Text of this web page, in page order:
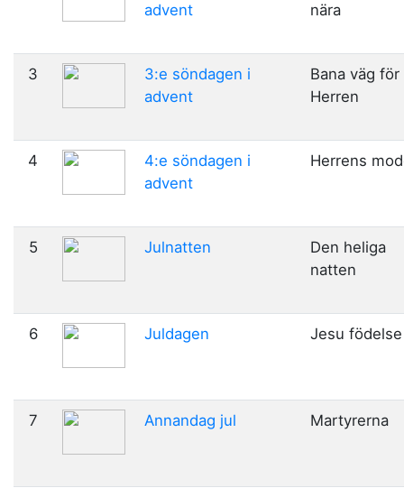
advent
nära
3
3:e söndagen i
advent
Bana väg för
Herren
4
4:e söndagen i
advent
Herrens
5 Julnatten
Den heliga
natten
6 Juldagen Jesu födelse
7 Annandag jul Martyrerna